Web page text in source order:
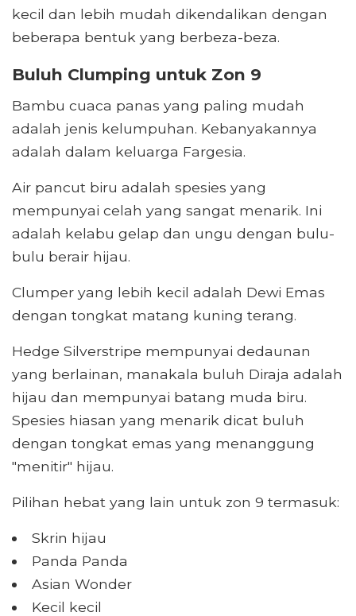
kecil dan lebih mudah dikendalikan dengan
beberapa bentuk yang berbeza-beza.
Buluh Clumping untuk Zon 9
Bambu cuaca panas yang paling mudah
adalah jenis kelumpuhan. Kebanyakannya
adalah dalam keluarga Fargesia.
Air pancut biru adalah spesies yang
mempunyai celah yang sangat menarik. Ini
adalah kelabu gelap dan ungu dengan bulu-
bulu berair hijau.
Clumper yang lebih kecil adalah Dewi Emas
dengan tongkat matang kuning terang.
Hedge Silverstripe mempunyai dedaunan
yang berlainan, manakala buluh Diraja adalah
hijau dan mempunyai batang muda biru.
Spesies hiasan yang menarik dicat buluh
dengan tongkat emas yang menanggung
"menitir" hijau.
Pilihan hebat yang lain untuk zon 9 termasuk:
Skrin hijau
Panda Panda
Asian Wonder
Kecil kecil